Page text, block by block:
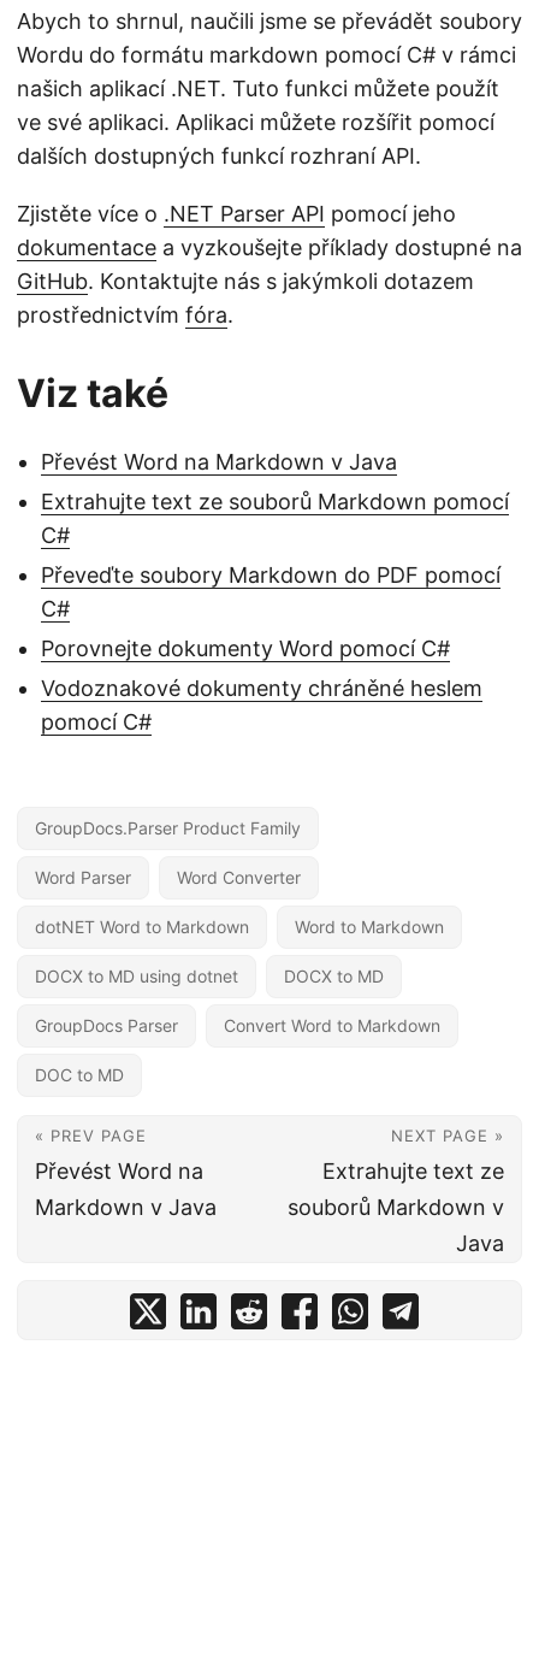
Abych to shrnul, naučili jsme se převádět soubory
Wordu do formátu markdown pomocí C# v rámci
našich aplikací .NET. Tuto funkci můžete použít
ve své aplikaci. Aplikaci můžete rozšířit pomocí
dalších dostupných funkcí rozhraní API.
Zjistěte více o .NET Parser API pomocí jeho
dokumentace a vyzkoušejte příklady dostupné na
GitHub. Kontaktujte nás s jakýmkoli dotazem
prostřednictvím fóra.
Viz také
Převést Word na Markdown v Java
Extrahujte text ze souborů Markdown pomocí
C#
Převeďte soubory Markdown do PDF pomocí
C#
Porovnejte dokumenty Word pomocí C#
Vodoznakové dokumenty chráněné heslem
pomocí C#
GroupDocs.Parser Product Family
Word Parser Word Converter
dotNET Word to Markdown Word to Markdown
DOCX to MD using dotnet DOCX to MD
GroupDocs Parser Convert Word to Markdown
DOC to MD
« PREV PAGE
Převést Word na
Markdown v Java
NEXT PAGE »
Extrahujte text ze
souborů Markdown v
Java